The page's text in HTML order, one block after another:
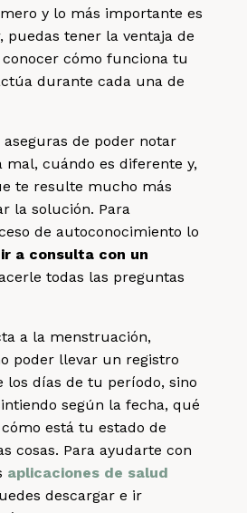
y lo más importante es
puedas tener la ventaja de
cómo funciona tu
durante cada una de
de poder notar
mal, cuándo es diferente y,
te resulte mucho más
la solución. Para
de autoconocimiento lo
a consulta con un
todas las preguntas
a la menstruación,
poder llevar un registro
los días de tu período, sino
según la fecha, qué
está tu estado de
cosas. Para ayudarte con
aplicaciones de salud
descargar e ir